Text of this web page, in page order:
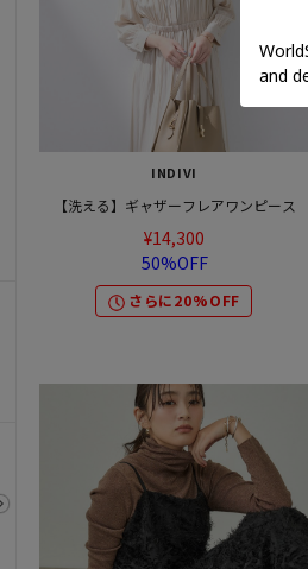
INDIVI
【洗える】ギャザーフレアワンピース
¥14,300
50%OFF
さらに20%OFF